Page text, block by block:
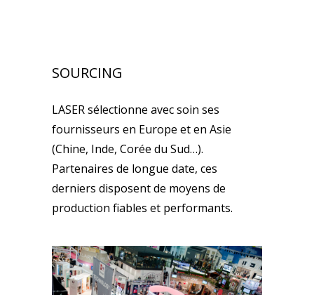
SOURCING
LASER sélectionne avec soin ses
fournisseurs en Europe et en Asie
(Chine, Inde, Corée du Sud…).
Partenaires de longue date, ces
derniers disposent de moyens de
production fiables et performants.